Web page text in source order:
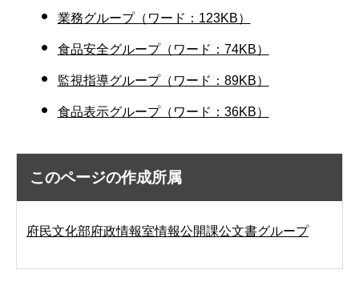
業務グループ（ワード：123KB）
食品安全グループ（ワード：74KB）
監視指導グループ（ワード：89KB）
食品表示グループ（ワード：36KB）
このページの作成所属
府民文化部府政情報室情報公開課公文書グループ